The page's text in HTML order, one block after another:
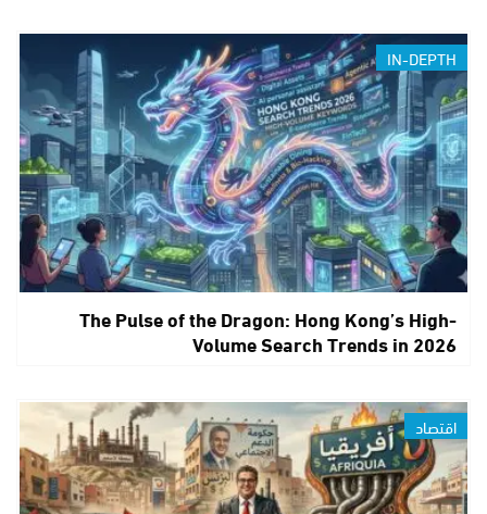
IN-DEPTH
The Pulse of the Dragon: Hong Kong’s High-
Volume Search Trends in 2026
اقتصاد